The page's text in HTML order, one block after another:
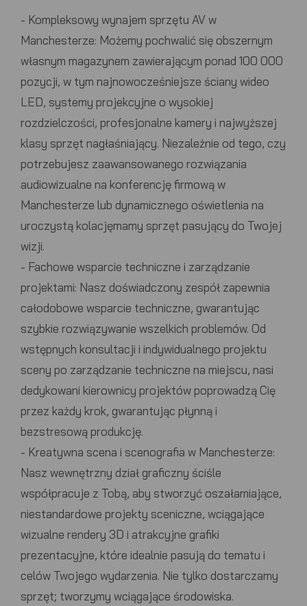
- Kompleksowy wynajem sprzętu AV w
Manchesterze: Możemy pochwalić się obszernym
własnym magazynem zawierającym ponad 100 000
pozycji, w tym najnowocześniejsze ściany wideo
LED, systemy projekcyjne o wysokiej
rozdzielczości, profesjonalne kamery i najwyższej
klasy sprzęt nagłaśniający. Niezależnie od tego, czy
potrzebujesz zaawansowanego rozwiązania
audiowizualne na konferencję firmową w
Manchesterze lub dynamicznego oświetlenia na
uroczystą kolacjęmamy sprzęt pasujący do Twojej
wizji.
- Fachowe wsparcie techniczne i zarządzanie
projektami: Nasz doświadczony zespół zapewnia
całodobowe wsparcie techniczne, gwarantując
szybkie rozwiązywanie wszelkich problemów. Od
wstępnych konsultacji i indywidualnego projektu
sceny po zarządzanie techniczne na miejscu, nasi
dedykowani kierownicy projektów poprowadzą Cię
przez każdy krok, gwarantując płynną i
bezstresową produkcję.
- Kreatywna scena i scenografia w Manchesterze:
Nasz wewnętrzny dział graficzny ściśle
współpracuje z Tobą, aby stworzyć oszałamiające,
niestandardowe projekty sceniczne, wciągające
wizualne rendery 3D i atrakcyjne grafiki
prezentacyjne, które idealnie pasują do tematu i
celów Twojego wydarzenia. Nie tylko dostarczamy
sprzęt; tworzymy wciągające środowiska.